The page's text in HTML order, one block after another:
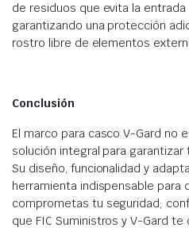
de residuos que evita la
garantizando una protección
rostro libre de elementos
Conclusión
El marco para casco V-Gard no
solución integral para
Su diseño, funcionalidad y
herramienta indispensable para
comprometas tu seguridad;
que FIC Suministros y V-Gard te